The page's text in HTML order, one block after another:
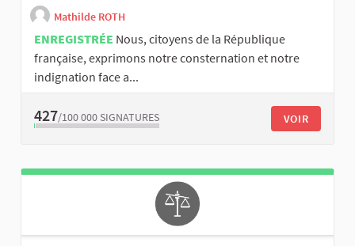
Mathilde ROTH
ENREGISTRÉE Nous, citoyens de la République
française, exprimons notre consternation et notre
indignation face a...
427/100 000 SIGNATURES VOIR